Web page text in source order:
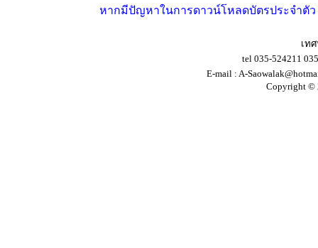
หากมีปัญหาในการดาวน์โหลดบัตรประจำตัว
เท
tel 035-524211
E-mail : A-
Copyright ©